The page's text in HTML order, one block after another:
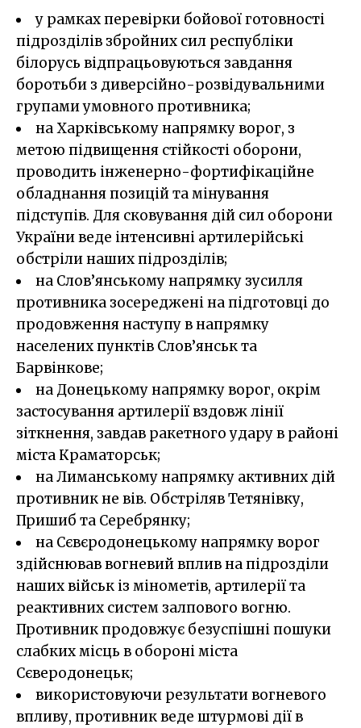
у рамках перевірки бойової готовності
підрозділів збройних сил республіки
білорусь відпрацьовуються завдання
боротьби з диверсійно-розвідувальними
групами умовного противника;
на Харківському напрямку ворог, з
метою підвищення стійкості оборони,
проводить інженерно-фортифікаційне
обладнання позицій та мінування
підступів. Для сковування дій сил оборони
України веде інтенсивні артилерійські
обстріли наших підрозділів;
на Слов’янському напрямку зусилля
противника зосереджені на підготовці до
продовження наступу в напрямку
населених пунктів Слов’янськ та
Барвінкове;
на Донецькому напрямку ворог, окрім
застосування артилерії вздовж лінії
зіткнення, завдав ракетного удару в районі
міста Краматорськ;
на Лиманському напрямку активних дій
противник не вів. Обстріляв Тетянівку,
Пришиб та Серебрянку;
на Сєвєродонецькому напрямку ворог
здійснював вогневий вплив на підрозділи
наших військ із мінометів, артилерії та
реактивних систем залпового вогню.
Противник продовжує безуспішні пошуки
слабких місць в обороні міста
Сєверодонецьк;
використовуючи результати вогневого
впливу, противник веде штурмові дії в